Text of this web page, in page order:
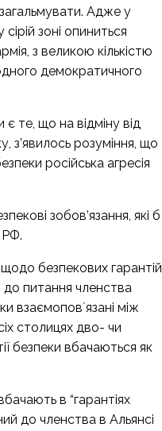
Адже у
сірій зоні опиниться
з великою кількістю
демократичного
те, що на відміну від
з’явилось розуміння, що
російська агресія
зобов’язання, які б
РФ.
безпекових гарантій
питання членства
взаємоповʼязані між
столицях дво- чи
безпеки вбачаються як
в “гарантіях
до членства в Альянсі